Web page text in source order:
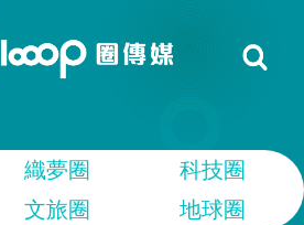
織夢圈
科技圈
文旅圈 地球圈